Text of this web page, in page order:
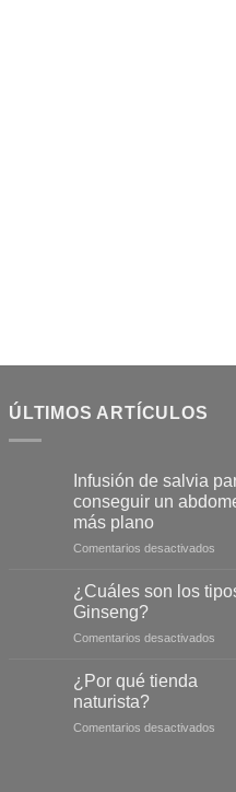
ÚLTIMOS ARTÍCULOS
Infusión de salvia
conseguir un
más plano
Comentarios desactivados
¿Cuáles son los
Ginseng?
Comentarios desactivados
¿Por qué tienda
naturista?
Comentarios desactivados